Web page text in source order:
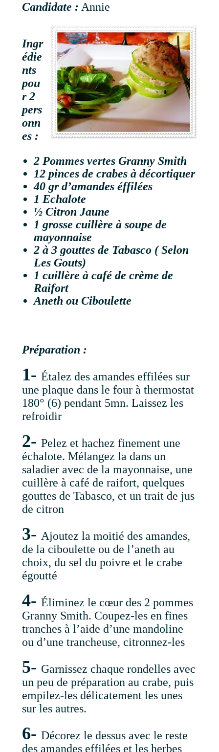
Candidate : Annie
Ingr
édie
nts
pou
r 2
pers
onn
es :
2 Pommes vertes Granny Smith
12 pinces de crabes à décortiquer
40 gr d’amandes éffilées
1 Echalote
½ Citron Jaune
1 grosse cuillère à soupe de
mayonnaise
2 à 3 gouttes de Tabasco ( Selon
Les Gouts)
1 cuillère à café de crème de
Raifort
Aneth ou Ciboulette
Préparation :
1- Étalez des amandes effilées sur
une plaque dans le four à thermostat
180° (6) pendant 5mn. Laissez les
refroidir
2- Pelez et hachez finement une
échalote. Mélangez la dans un
saladier avec de la mayonnaise, une
cuillère à café de raifort, quelques
gouttes de Tabasco, et un trait de jus
de citron
3- Ajoutez la moitié des amandes,
de la ciboulette ou de l’aneth au
choix, du sel du poivre et le crabe
égoutté
4- Éliminez le cœur des 2 pommes
Granny Smith. Coupez-les en fines
tranches à l’aide d’une mandoline
ou d’une trancheuse, citronnez-les
5- Garnissez chaque rondelles avec
un peu de préparation au crabe, puis
empilez-les délicatement les unes
sur les autres.
6- Décorez le dessus avec le reste
des amandes effilées et les herbes